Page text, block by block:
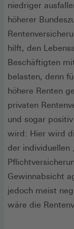
niedriger
höherer
hilft, den
Beschäftigten
belasten, denn
höhere Renten
privaten
und sogar
wird: Hier wird
der individuellen
Gewinnabsicht
jedoch meist
wäre die